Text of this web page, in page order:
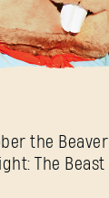
the
The
Adres